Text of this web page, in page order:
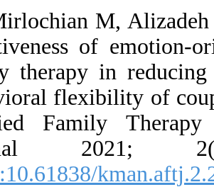
28.
reality
behavioral
Applied
[